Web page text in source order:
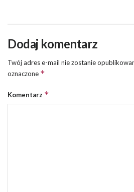
Dodaj komentarz
Twój adres e-mail nie zostanie
oznaczone *
Komentarz *